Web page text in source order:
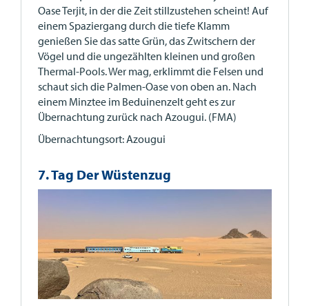
Oase Terjit, in der die Zeit stillzustehen scheint! Auf
einem Spaziergang durch die tiefe Klamm
genießen Sie das satte Grün, das Zwitschern der
Vögel und die ungezählten kleinen und großen
Thermal-Pools. Wer mag, erklimmt die Felsen und
schaut sich die Palmen-Oase von oben an. Nach
einem Minztee im Beduinenzelt geht es zur
Übernachtung zurück nach Azougui. (FMA)
Übernachtungsort: Azougui
7. Tag Der Wüstenzug